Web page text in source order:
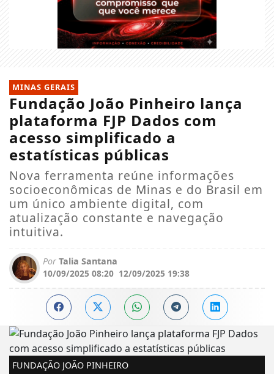
MINAS GERAIS
Fundação João Pinheiro lança
plataforma FJP Dados com
acesso simplificado a
estatísticas públicas
Nova ferramenta reúne informações
socioeconômicas de Minas e do Brasil em
um único ambiente digital, com
atualização constante e navegação
intuitiva.
Por Talia Santana
10/09/2025 08:20 12/09/2025 19:38
FUNDAÇÃO JOÃO PINHEIRO